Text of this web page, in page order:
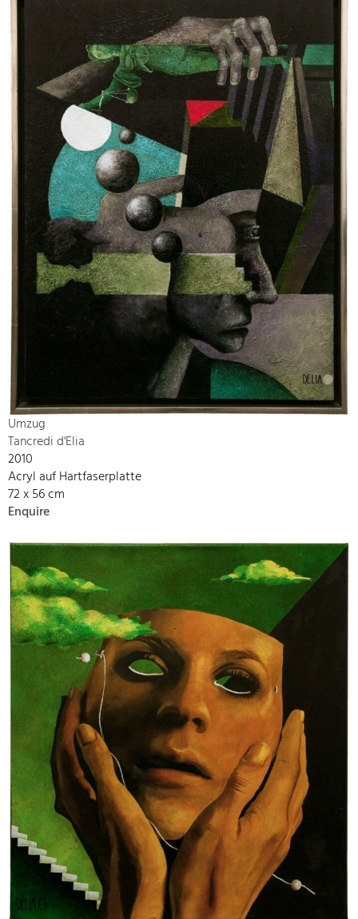
Umzug
Tancredi d'Elia
2010
Acryl auf Hartfaserplatte
72 x 56 cm
Enquire